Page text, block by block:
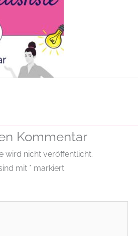
Kommentar
wird nicht veröffentlicht.
mit * markiert